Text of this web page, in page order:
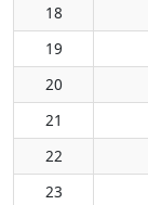
18
19
20
21
22
23